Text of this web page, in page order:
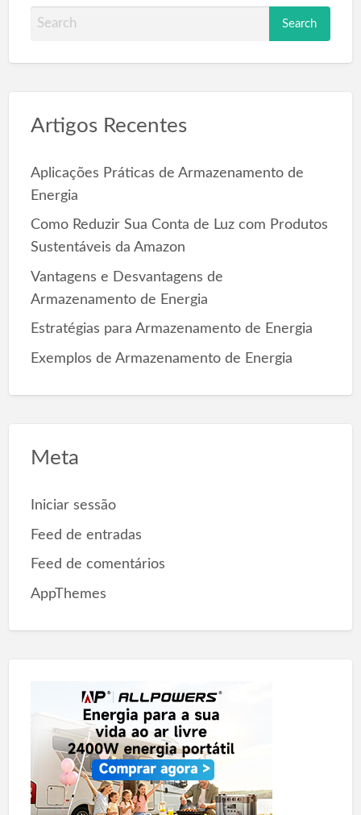
a
h
o
r
Artigos Recentes
Aplicações Práticas de Armazenamento de
Energia
Como Reduzir Sua Conta de Luz com Produtos
Sustentáveis da Amazon
Vantagens e Desvantagens de
Armazenamento de Energia
Estratégias para Armazenamento de Energia
Exemplos de Armazenamento de Energia
Meta
Iniciar sessão
Feed de entradas
Feed de comentários
AppThemes